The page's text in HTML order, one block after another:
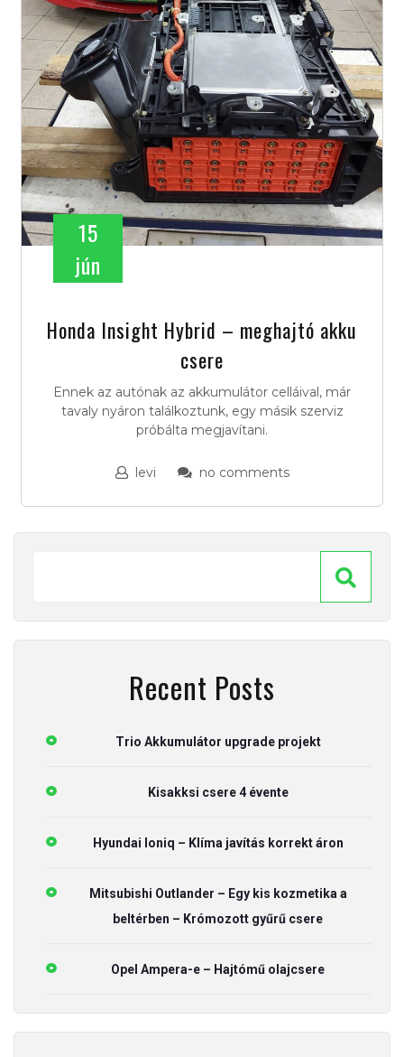
15
jún
Honda Insight Hybrid – meghajtó akku
csere
Ennek az autónak az akkumulátor celláival, már
tavaly nyáron találkoztunk, egy másik szerviz
próbálta megjavítani.
levi no comments
Recent Posts
Trio Akkumulátor upgrade projekt
Kisakksi csere 4 évente
Hyundai Ioniq – Klíma javítás korrekt áron
Mitsubishi Outlander – Egy kis kozmetika a
beltérben – Krómozott gyűrű csere
Opel Ampera-e – Hajtómű olajcsere